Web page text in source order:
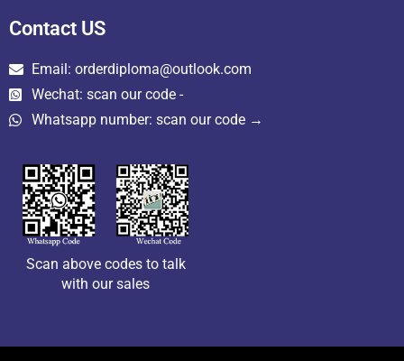
Contact US
Email: orderdiploma@outlook.com
Wechat: scan our code -
Whatsapp number: scan our code →
Scan above codes to talk
with our sales